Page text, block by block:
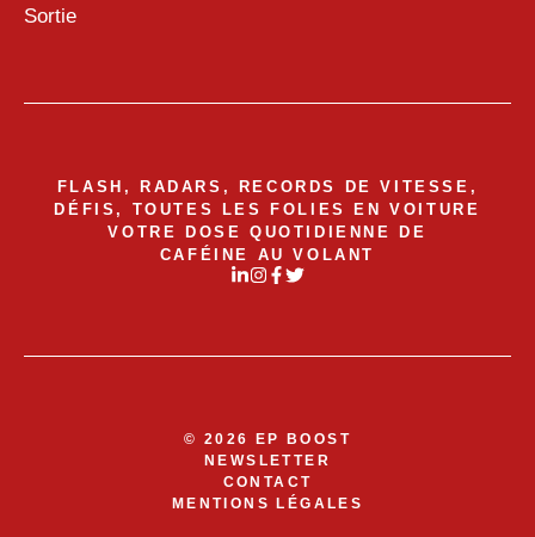
Sortie
FLASH, RADARS, RECORDS DE VITESSE,
DÉFIS, TOUTES LES FOLIES EN VOITURE
VOTRE DOSE QUOTIDIENNE DE
CAFÉINE AU VOLANT
© 2026 EP BOOST
NEWSLETTER
CONTACT
MENTIONS LÉGALES